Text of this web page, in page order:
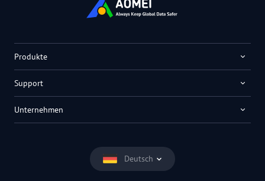
Deutsch
Produkte
Support
Unternehmen